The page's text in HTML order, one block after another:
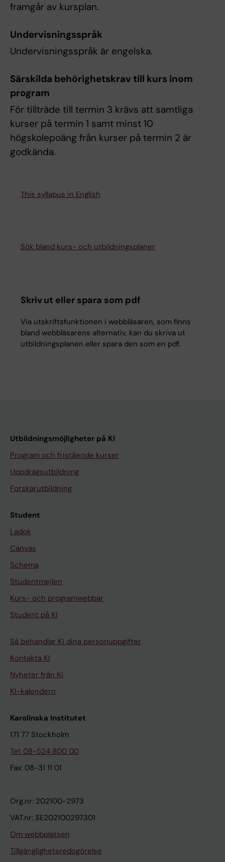
framgår av kursplan.
Undervisningsspråk
Undervisningsspråk är engelska.
Särskilda behörighetskrav till kurs inom
program
För tillträde till termin 3 krävs att samtliga
kurser på termin 1 samt minst 10
högskolepoäng från kurser på termin 2 är
godkända.
This syllabus in English
Sök bland kurs- och utbildningsplaner
Skriv ut eller spara som pdf
Via utskriftsfunktionen i webbläsaren, som finns
bland webbläsarens alternativ, kan du skriva ut
utbildningsplanen eller spara den som en pdf.
Utbildningsmöjligheter på KI
Program och fristående kurser
Uppdragsutbildning
Forskarutbildning
Student
Ladok
Canvas
Schema
Studentmejlen
Kurs- och programwebbar
Student på KI
Så behandlar KI dina personuppgifter
Kontakta KI
Nyheter från KI
KI-kalendern
Karolinska Institutet
171 77 Stockholm
Tel: 08-524 800 00
Fax: 08-31 11 01
Org.nr: 202100-2973
VAT.nr: SE202100297301
Om webbplatsen
Tillgänglighetsredogörelse